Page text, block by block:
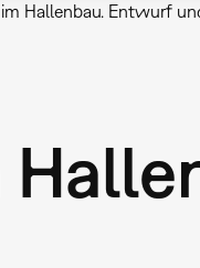
Hallenbau. Entwurf